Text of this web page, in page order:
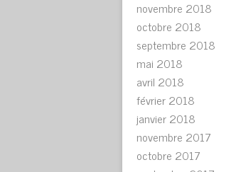
novembre 2018
octobre 2018
septembre 2018
mai 2018
avril 2018
février 2018
janvier 2018
novembre 2017
octobre 2017